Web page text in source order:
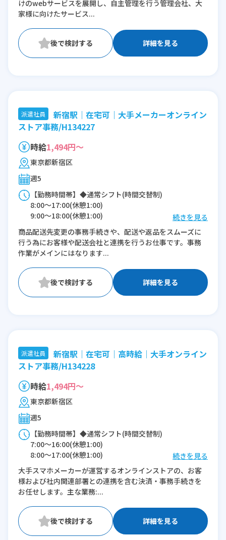
けのwebサービスを展開し、自主管理を行う管理会社、大
家様に向けたサービス...
詳細を見る
派遣社員
新宿駅｜在宅可｜大手メーカーオンライン
ストア事務/H134227
時給1,494円～
東京都新宿区
週5
【勤務時間帯】◆通常シフト(時間交替制)
8:00〜17:00(休憩1:00)
9:00〜18:00(休憩1:00)
11:00〜20:00(休憩1:00)
12:00〜21:00(休憩1:00)
※残業：0〜5時間程度/月
続きを見る
商品配送先変更の事務手続きや、配送や返品をスムーズに
行う為にお客様や配送会社と連携を行うお仕事です。事務
作業がメインにはなります...
詳細を見る
派遣社員
新宿駅｜在宅可｜高時給｜大手オンライン
ストア事務/H134228
時給1,494円～
東京都新宿区
週5
【勤務時間帯】◆通常シフト(時間交替制)
7:00〜16:00(休憩1:00)
8:00〜17:00(休憩1:00)
9:00〜18:00(休憩1:00)
10:00〜19:00(休憩1:00)
11:00〜20:00(休憩1:00)
12:00〜21:00(休憩1:00)
※残業：0〜5時間程度/月
続きを見る
大手スマホメーカーが運営するオンラインストアの、お客
様および社内関連部署との連携を含む決済・事務手続きを
お任せします。主な業務:...
詳細を見る